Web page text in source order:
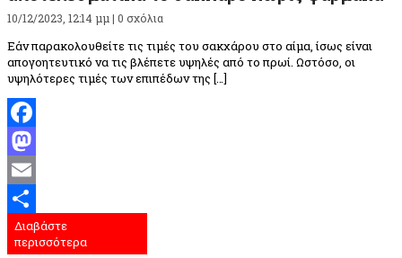
10/12/2023, 12:14 μμ | 0 σχόλια
Εάν παρακολουθείτε τις τιμές του σακχάρου στο αίμα, ίσως είναι
απογοητευτικό να τις βλέπετε υψηλές από το πρωί. Ωστόσο, οι
υψηλότερες τιμές των επιπέδων της […]
Facebook
Mastodon
Email
Μοιραστείτε
Διαβάστε
περισσότερα